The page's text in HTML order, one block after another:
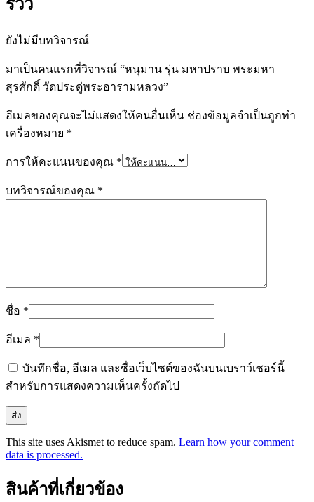
รีวิว
ยังไม่มีบทวิจารณ์
มาเป็นคนแรกที่วิจารณ์ “หนุมาน รุ่น มหาปราบ พระมหา
สุรศักดิ์ วัดประดู่พระอารามหลวง”
อีเมลของคุณจะไม่แสดงให้คนอื่นเห็น ช่องข้อมูลจำเป็นถูกทำ
เครื่องหมาย *
การให้คะแนนของคุณ *
บทวิจารณ์ของคุณ *
ชื่อ *
อีเมล *
บันทึกชื่อ, อีเมล และชื่อเว็บไซต์ของฉันบนเบราว์เซอร์นี้
สำหรับการแสดงความเห็นครั้งถัดไป
This site uses Akismet to reduce spam. Learn how your comment
data is processed.
สินค้าที่เกี่ยวข้อง